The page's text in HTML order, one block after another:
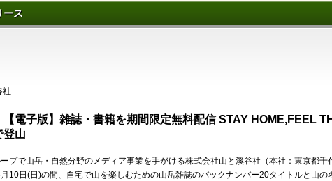
ース
社
電子版】雑誌・書籍を期間限定無料配信 STAY HOME,FEEL
登山
プで山岳・自然分野のメディア事業を手がける株式会社山と溪谷社（本社：東京都千
10日(日)の間、自宅で山を楽しむための山岳雑誌のバックナンバー20タイトルと山の